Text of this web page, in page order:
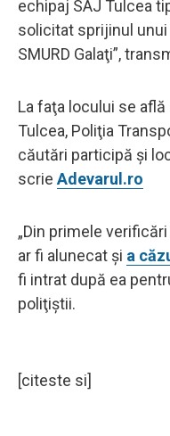
echipaj SAJ Tulcea
solicitat sprijinul
SMURD Galaţi”,
La faţa locului se
Tulcea, Poliţia
căutări participă şi
scrie Adevarul.ro
„Din primele
ar fi alunecat şi a
fi intrat după ea
poliţiştii.
[citeste si]